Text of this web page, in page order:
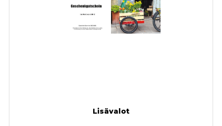
Lisävalot